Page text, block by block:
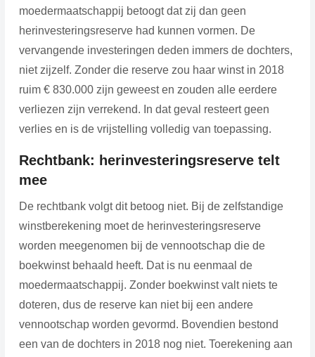
moedermaatschappij betoogt dat zij dan geen
herinvesteringsreserve had kunnen vormen. De
vervangende investeringen deden immers de dochters,
niet zijzelf. Zonder die reserve zou haar winst in 2018
ruim € 830.000 zijn geweest en zouden alle eerdere
verliezen zijn verrekend. In dat geval resteert geen
verlies en is de vrijstelling volledig van toepassing.
Rechtbank: herinvesteringsreserve telt
mee
De rechtbank volgt dit betoog niet. Bij de zelfstandige
winstberekening moet de herinvesteringsreserve
worden meegenomen bij de vennootschap die de
boekwinst behaald heeft. Dat is nu eenmaal de
moedermaatschappij. Zonder boekwinst valt niets te
doteren, dus de reserve kan niet bij een andere
vennootschap worden gevormd. Bovendien bestond
een van de dochters in 2018 nog niet. Toerekening aan